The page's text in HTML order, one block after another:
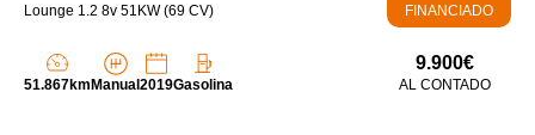
Lounge 1.2 8v 51KW (69 CV) FINANCIADO
51.867km Manual 2019Gasolina
9.900€
AL CONTADO